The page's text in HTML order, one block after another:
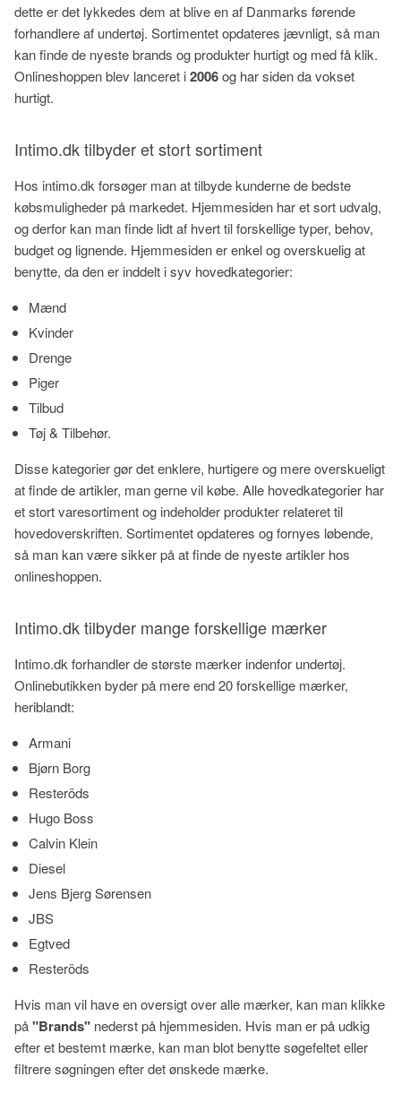
dette er det lykkedes dem at blive en af Danmarks førende
forhandlere af undertøj. Sortimentet opdateres jævnligt, så man
kan finde de nyeste brands og produkter hurtigt og med få klik.
Onlineshoppen blev lanceret i2006og har siden da vokset
hurtigt.
Intimo.dk tilbyder et stort sortiment
Hos intimo.dk forsøger man at tilbyde kunderne de bedste
købsmuligheder på markedet. Hjemmesiden har et sort udvalg,
og derfor kan man finde lidt af hvert til forskellige typer, behov,
budget og lignende. Hjemmesiden er enkel og overskuelig at
benytte, da den er inddelt i syv hovedkategorier:
Mænd
Kvinder
Drenge
Piger
Tilbud
Tøj & Tilbehør.
Disse kategorier gør det enklere, hurtigere og mere overskueligt
at finde de artikler, man gerne vil købe. Alle hovedkategorier har
et stort varesortiment og indeholder produkter relateret til
hovedoverskriften. Sortimentet opdateres og fornyes løbende,
så man kan være sikker på at finde de nyeste artikler hos
onlineshoppen.
Intimo.dk tilbyder mange forskellige mærker
Intimo.dk forhandler de største mærker indenfor undertøj.
Onlinebutikken byder på mere end 20 forskellige mærker,
heriblandt:
Armani
Bjørn Borg
Resteröds
Hugo Boss
Calvin Klein
Diesel
Jens Bjerg Sørensen
JBS
Egtved
Resteröds
Hvis man vil have en oversigt over alle mærker, kan man klikke
på"Brands" nederst på hjemmesiden. Hvis man er på udkig
efter et bestemt mærke, kan man blot benytte søgefeltet eller
filtrere søgningen efter det ønskede mærke.